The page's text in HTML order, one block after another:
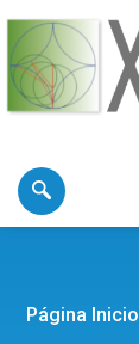
Página Inicio